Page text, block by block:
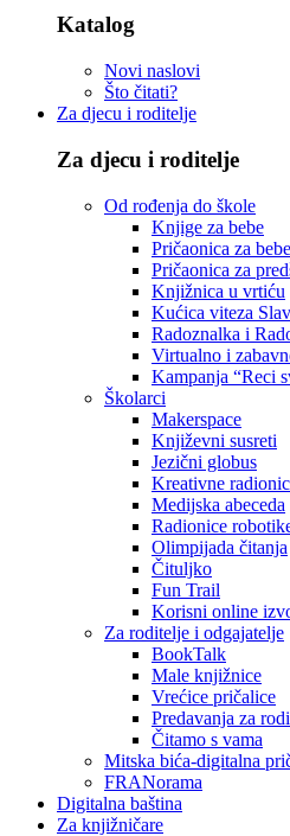
Katalog
Novi naslovi
Što čitati?
Za djecu i roditelje
Za djecu i roditelje
Od rođenja do škole
Knjige za bebe
Pričaonica za bebe
Pričaonica za
Knjižnica u vrtiću
Kućica viteza
Radoznalka i
Virtualno i
Kampanja “Reci
Školarci
Makerspace
Književni susreti
Jezični globus
Kreativne
Medijska abeceda
Radionice
Olimpijada čitanja
Čituljko
Fun Trail
Korisni online
Za roditelje i odgajatelje
BookTalk
Male knjižnice
Vrećice pričalice
Predavanja za
Čitamo s vama
Mitska bića-digitalna
FRANorama
Digitalna baština
Za knjižničare